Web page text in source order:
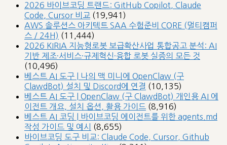
2026 바이브코딩 트랜드: GitHub Copilot, Claude
Code, Cursor 비교 (19,941)
AWS 솔루션스 아키텍트 SAA 수험준비 CORE (멀티캠퍼
스 / 24H) (11,444)
2026 KIRIA 지능형로봇 보급확산사업 통합공고 분석: AI
기반 제조·서비스·규제혁신·융합 로봇 실증의 모든 것
(10,496)
베스트 AI 도구 | 나의 맥 미니에 OpenClaw (구
ClawdBot) 설치 및 Discord에 연결 (10,135)
베스트 AI 도구 | OpenClaw (구 ClawdBot) 개인용 AI 에
이전트 개요, 설치 옵션, 활용 가이드 (8,916)
베스트 AI 코딩 | 바이브코딩 에이전트를 위한 agents.md
작성 가이드 및 예시
(8,655)
바이브코딩 도구 비교: Claude Code, Cursor, Github